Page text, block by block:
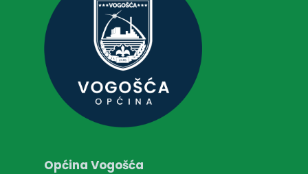
Općina Vogošća